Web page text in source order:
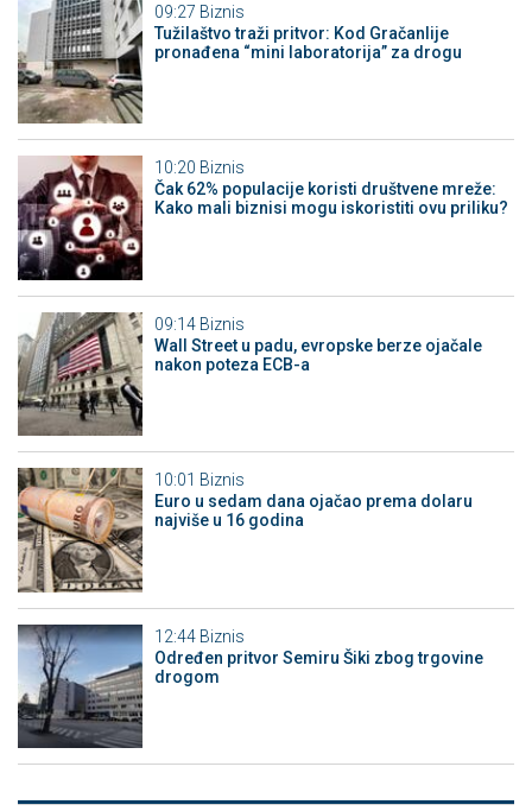
09:27 Biznis
Tužilaštvo traži pritvor: Kod Gračanlije
pronađena “mini laboratorija” za drogu
10:20 Biznis
Čak 62% populacije koristi društvene mreže:
Kako mali biznisi mogu iskoristiti ovu priliku?
09:14 Biznis
Wall Street u padu, evropske berze ojačale
nakon poteza ECB-a
10:01 Biznis
Euro u sedam dana ojačao prema dolaru
najviše u 16 godina
12:44 Biznis
Određen pritvor Semiru Šiki zbog trgovine
drogom